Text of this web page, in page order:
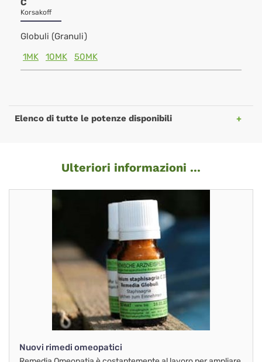
C
Korsakoff
Globuli (Granuli)
1MK
10MK 50MK
Elenco di tutte le potenze disponibili
Ulteriori informazioni ...
Nuovi rimedi omeopatici